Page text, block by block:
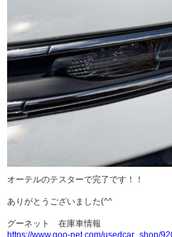
オーテルのテスターで完了です！！
ありがとうございました(^^
グーネット 在庫車情報
https://www.goo-net.com/usedcar_shop/